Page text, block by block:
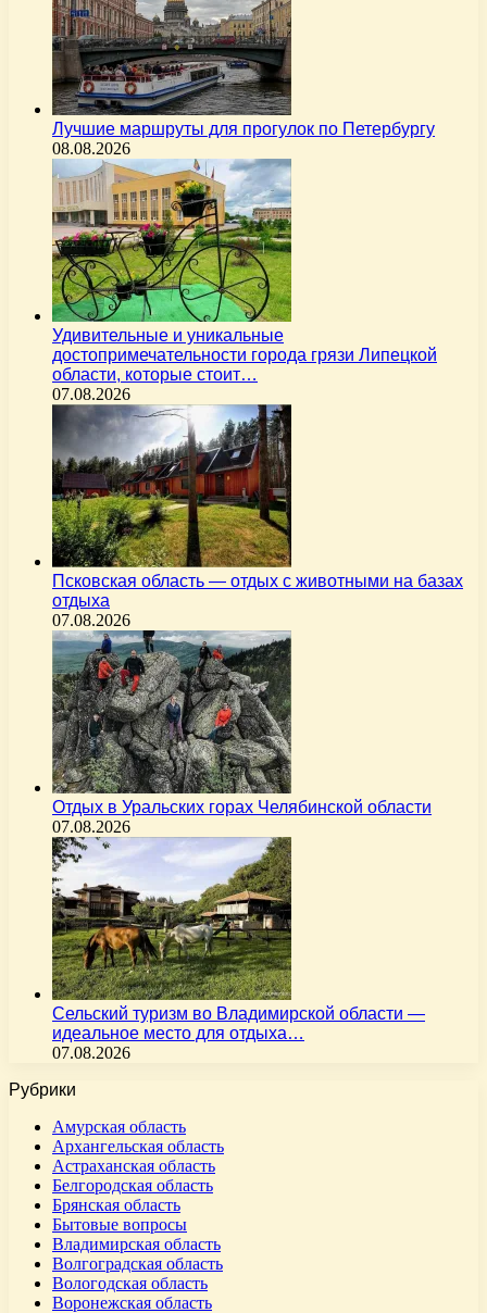
Лучшие маршруты для прогулок по Петербургу
08.08.2026
Удивительные и уникальные
достопримечательности города грязи Липецкой
области, которые стоит…
07.08.2026
Псковская область — отдых с животными на базах
отдыха
07.08.2026
Отдых в Уральских горах Челябинской области
07.08.2026
Сельский туризм во Владимирской области —
идеальное место для отдыха…
07.08.2026
Рубрики
Амурская область
Архангельская область
Астраханская область
Белгородская область
Брянская область
Бытовые вопросы
Владимирская область
Волгоградская область
Вологодская область
Воронежская область